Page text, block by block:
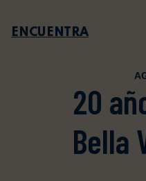
20
Bella